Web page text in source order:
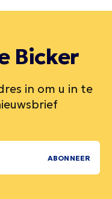
Bicker
in om u in te
ABONNEER